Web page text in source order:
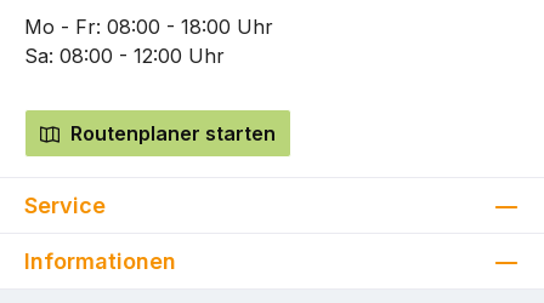
Mo - Fr: 08:00 - 18:00 Uhr
Sa: 08:00 - 12:00 Uhr
Routenplaner starten
Service
Informationen